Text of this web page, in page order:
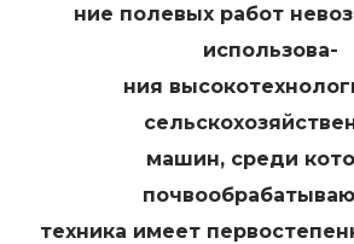
ние полевых работ
использова-
ния
машин, среди
техника имеет